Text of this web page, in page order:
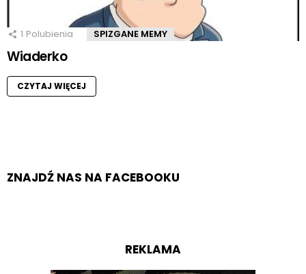
1 Polubienia SPIZGANE MEMY
Wiaderko
CZYTAJ WIĘCEJ
ZNAJDŹ NAS NA FACEBOOKU
REKLAMA